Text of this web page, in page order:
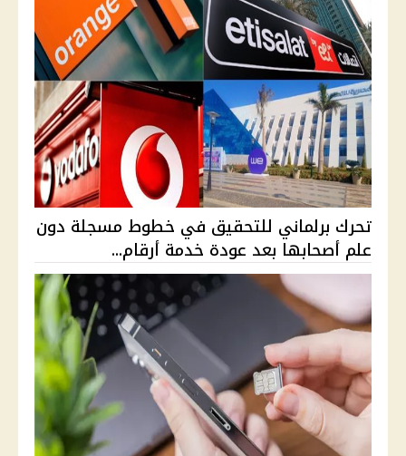
تحرك برلماني للتحقيق في خطوط مسجلة دون
علم أصحابها بعد عودة خدمة أرقام...